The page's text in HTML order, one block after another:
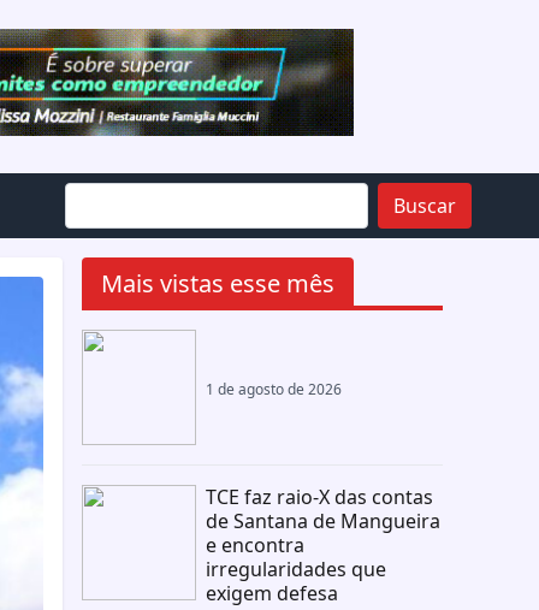
Buscar
Mais vistas esse mês
1 de agosto de 2026
TCE faz raio-X das contas
de Santana de Mangueira
e encontra
irregularidades que
exigem defesa